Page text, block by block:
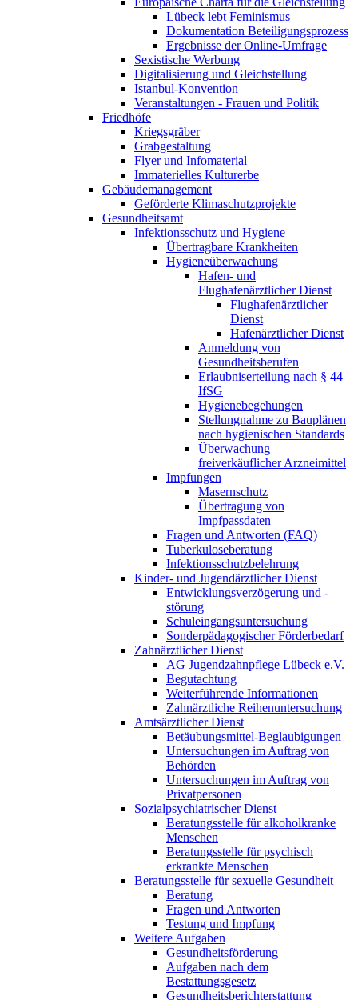
Lübeck lebt Feminismus
Dokumentation Beteiligungsprozess
Ergebnisse der Online-Umfrage
Sexistische Werbung
Digitalisierung und Gleichstellung
Istanbul-Konvention
Veranstaltungen - Frauen und Politik
Friedhöfe
Kriegsgräber
Grabgestaltung
Flyer und Infomaterial
Immaterielles Kulturerbe
Gebäudemanagement
Geförderte Klimaschutzprojekte
Gesundheitsamt
Infektionsschutz und Hygiene
Übertragbare Krankheiten
Hygieneüberwachung
Hafen- und
Flughafenärztlicher Dienst​
Flughafenärztlicher
Dienst​
Hafenärztlicher Dienst
Anmeldung von
Gesundheitsberufen
Erlaubniserteilung nach § 44
IfSG
Hygienebegehungen
Stellungnahme zu Bauplänen
nach hygienischen Standards
Überwachung
freiverkäuflicher Arzneimittel
Impfungen
Masernschutz
Übertragung von
Impfpassdaten
Fragen und Antworten (FAQ)
Tuberkuloseberatung
Infektionsschutzbelehrung
Kinder- und Jugendärztlicher Dienst
Entwicklungsverzögerung und -
störung
Schuleingangsuntersuchung
Sonderpädagogischer Förderbedarf
Zahnärztlicher Dienst
AG Jugendzahnpflege Lübeck e.V.
Begutachtung
Weiterführende Informationen
Zahnärztliche Reihenuntersuchung
Amtsärztlicher Dienst
Betäubungsmittel-Beglaubigungen
Untersuchungen im Auftrag von
Behörden
Untersuchungen im Auftrag von
Privatpersonen
Sozialpsychiatrischer Dienst
Beratungsstelle für alkoholkranke
Menschen
Beratungsstelle für psychisch
erkrankte Menschen
Beratungsstelle für sexuelle Gesundheit
Beratung
Fragen und Antworten
Testung und Impfung
Weitere Aufgaben
Gesundheitsförderung
Aufgaben nach dem
Bestattungsgesetz
Gesundheitsberichterstattung